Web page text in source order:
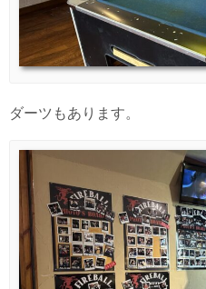
ダーツもあります。